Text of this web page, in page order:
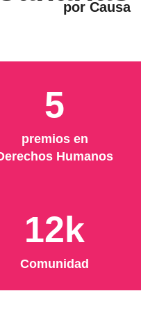
5
premios en
Humanos
12k
Comunidad